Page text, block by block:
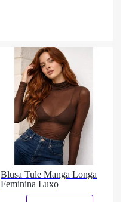
Blusa Tule Manga Longa
Feminina Luxo